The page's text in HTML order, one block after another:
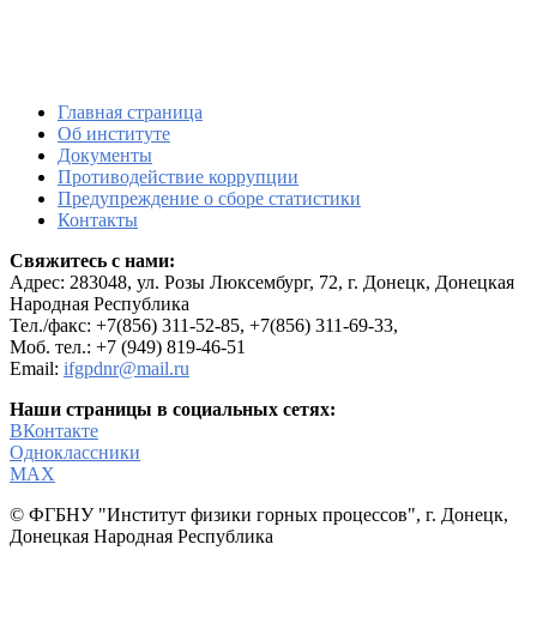
Главная страница
Об институте
Документы
Противодействие коррупции
Предупреждение о сборе статистики
Контакты
Свяжитесь с нами:
Адрес: 283048, ул. Розы Люксембург, 72, г. Донецк, Донецкая
Народная Республика
Тел./факс: +7(856) 311-52-85, +7(856) 311-69-33,
Моб. тел.: +7 (949) 819-46-51
Email: ifgpdnr@mail.ru
Наши страницы в социальных сетях:
ВКонтакте
Одноклассники
МАХ
© ФГБНУ "Институт физики горных процессов", г. Донецк,
Донецкая Народная Республика